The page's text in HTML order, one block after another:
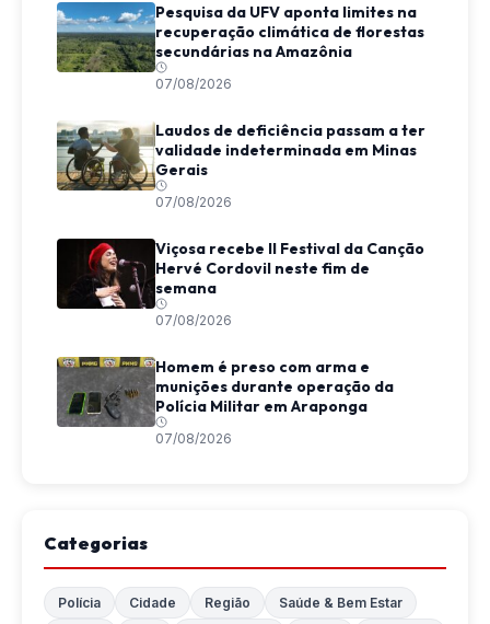
Pesquisa da UFV aponta limites na
recuperação climática de florestas
secundárias na Amazônia
07/08/2026
Laudos de deficiência passam a ter
validade indeterminada em Minas
Gerais
07/08/2026
Viçosa recebe II Festival da Canção
Hervé Cordovil neste fim de
semana
07/08/2026
Homem é preso com arma e
munições durante operação da
Polícia Militar em Araponga
07/08/2026
Categorias
Polícia Cidade Região
Saúde & Bem Estar